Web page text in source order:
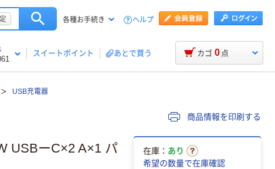
各種お手続き ヘルプ
スイートポイント あとで買う カゴ 0 点
USB充電器
商品情報を印刷する
USBーC×2 A×1 パ
在庫： あり
希望の数量で在庫確認